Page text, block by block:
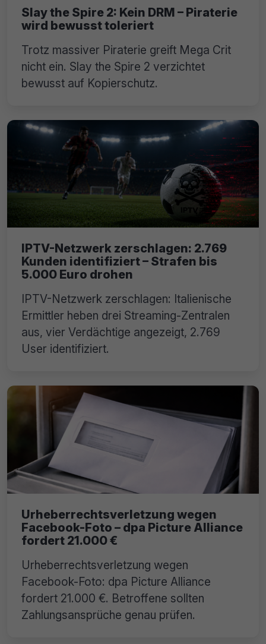
Slay the Spire 2: Kein DRM – Piraterie
wird bewusst toleriert
Trotz massiver Piraterie greift Mega Crit
nicht ein. Slay the Spire 2 verzichtet
bewusst auf Kopierschutz.
IPTV-Netzwerk zerschlagen: 2.769
Kunden identifiziert – Strafen bis
5.000 Euro drohen
IPTV-Netzwerk zerschlagen: Italienische
Ermittler heben drei Streaming-Zentralen
aus, vier Verdächtige angezeigt, 2.769
User identifiziert.
Urheberrechtsverletzung wegen
Facebook-Foto – dpa Picture Alliance
fordert 21.000 €
Urheberrechtsverletzung wegen
Facebook-Foto: dpa Picture Alliance
fordert 21.000 €. Betroffene sollten
Zahlungsansprüche genau prüfen.